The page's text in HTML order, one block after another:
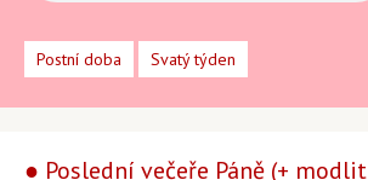
Postní doba Svatý týden
● Poslední večeře Páně (+